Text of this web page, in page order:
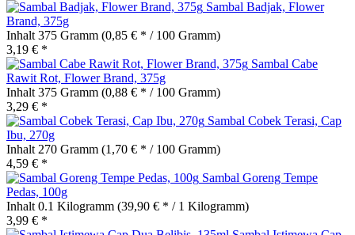
Sambal Badjak, Flower
Brand, 375g
Inhalt 375 Gramm (0,85 € * / 100 Gramm)
3,19 € *
Sambal Cabe
Rawit Rot, Flower Brand, 375g
Inhalt 375 Gramm (0,88 € * / 100 Gramm)
3,29 € *
Sambal Cobek Terasi, Cap
Ibu, 270g
Inhalt 270 Gramm (1,70 € * / 100 Gramm)
4,59 € *
Sambal Goreng Tempe
Pedas, 100g
Inhalt 0.1 Kilogramm (39,90 € * / 1 Kilogramm)
3,99 € *